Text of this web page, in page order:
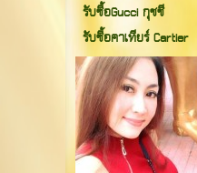
รับซื้อGucci กุชชี
รับซื้อคาเทียร์ Cartier